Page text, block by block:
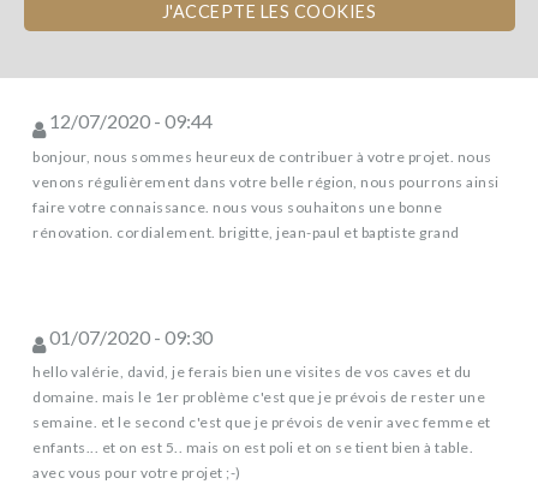
J'ACCEPTE LES COOKIES
12/07/2020 - 09:44
bonjour, nous sommes heureux de contribuer à votre projet. nous
venons régulièrement dans votre belle région, nous pourrons ainsi
faire votre connaissance. nous vous souhaitons une bonne
rénovation. cordialement. brigitte, jean-paul et baptiste grand
01/07/2020 - 09:30
hello valérie, david, je ferais bien une visites de vos caves et du
domaine. mais le 1er problème c'est que je prévois de rester une
semaine. et le second c'est que je prévois de venir avec femme et
enfants... et on est 5.. mais on est poli et on se tient bien à table.
avec vous pour votre projet ;-)